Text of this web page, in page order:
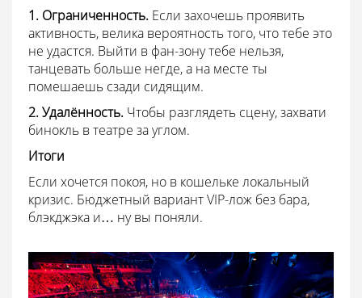
1. Ограниченность. Если захочешь проявить
активность, велика вероятность того, что тебе это
не удастся. Выйти в фан-зону тебе нельзя,
танцевать больше негде, а на месте ты
помешаешь сзади сидящим.
2. Удалённость. Чтобы разглядеть сцену, захвати
бинокль в театре за углом.
Итоги
Если хочется покоя, но в кошельке локальный
кризис. Бюджетный вариант VIP-лож без бара,
блэкджэка и… ну вы поняли.